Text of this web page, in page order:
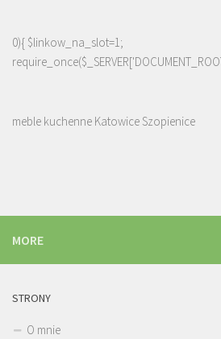
0){ $linkow_na_slot=1;
meble kuchenne Katowice Szopienice
MORE
STRONY
O mnie